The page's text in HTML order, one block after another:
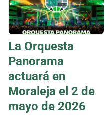
La Orquesta
Panorama
actuará en
Moraleja el 2 de
mayo de 2026